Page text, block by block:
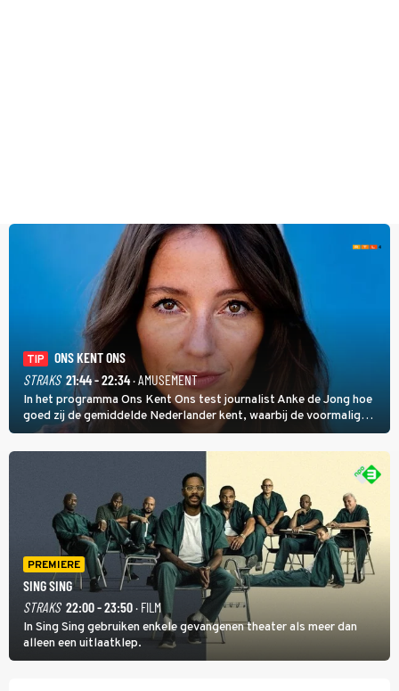
TIP
ONS KENT ONS
STRAKS 21:44 - 22:34· AMUSEMENT
In het programma Ons Kent Ons test journalist Anke de Jong hoe
goed zij de gemiddelde Nederlander kent, waarbij de voormalig
hoofdredacteur van modebladen Glamour en Elle het samen met
rapper Keizer opneemt tegen Edson da Graça en Marc-Marie
PREMIERE
SING SING
STRAKS 22:00 - 23:50· FILM
In Sing Sing gebruiken enkele gevangenen theater als meer dan
alleen een uitlaatklep.